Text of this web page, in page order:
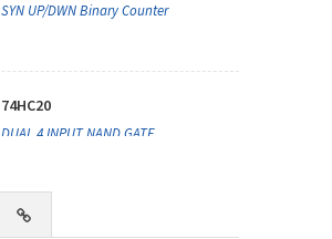
SYN UP/DWN Binary Counter
74HC20
DUAL 4 INPUT NAND GATE
74HC42